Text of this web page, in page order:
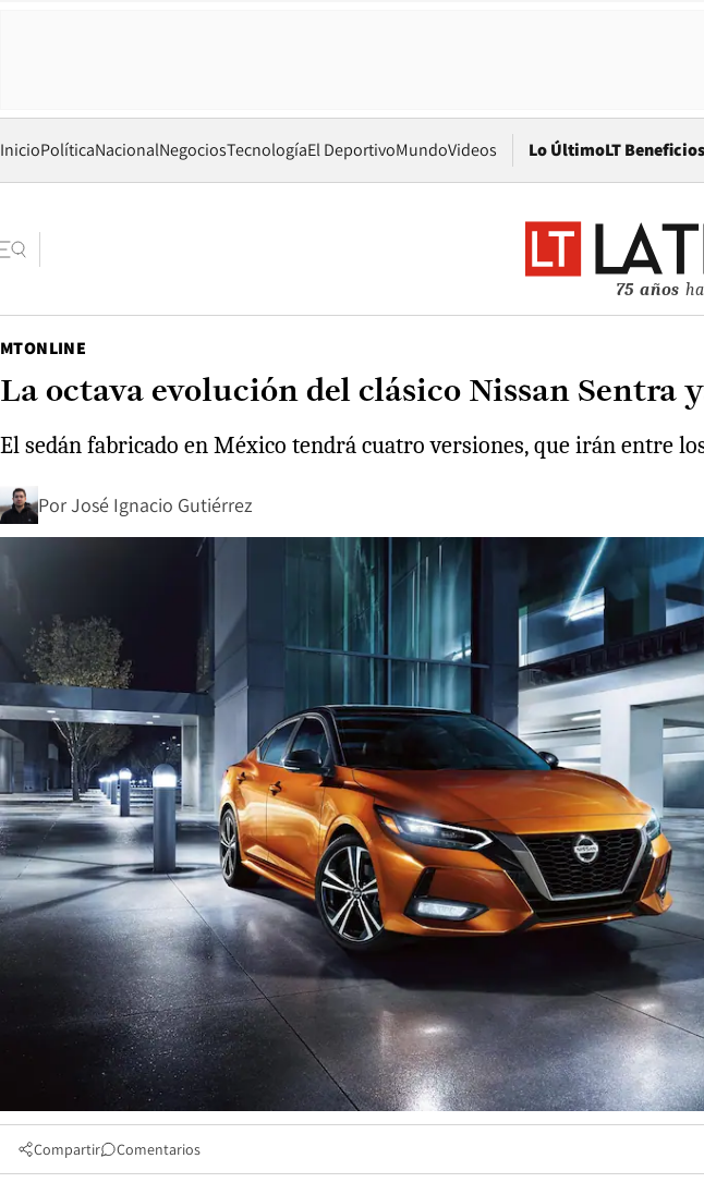
InicioPolíticaNacionalNegociosTecnologíaEl DeportivoMundoVideos Lo ÚltimoLT Beneficios
75 años
MTONLINE
La octava evolución del clásico Nissan Sentra
El sedán fabricado en México tendrá cuatro versiones, que irán entre
PorJosé Ignacio Gutiérrez
Compartir Comentarios